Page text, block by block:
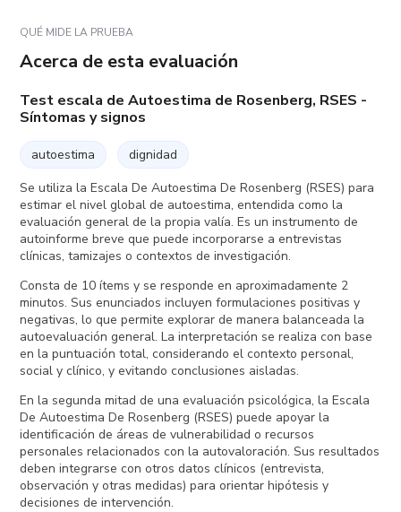
QUÉ MIDE LA PRUEBA
Acerca de esta evaluación
Test escala de Autoestima de Rosenberg, RSES -
Síntomas y signos
autoestima
dignidad
Se utiliza la Escala De Autoestima De Rosenberg (RSES) para
estimar el nivel global de autoestima, entendida como la
evaluación general de la propia valía. Es un instrumento de
autoinforme breve que puede incorporarse a entrevistas
clínicas, tamizajes o contextos de investigación.
Consta de 10 ítems y se responde en aproximadamente 2
minutos. Sus enunciados incluyen formulaciones positivas y
negativas, lo que permite explorar de manera balanceada la
autoevaluación general. La interpretación se realiza con base
en la puntuación total, considerando el contexto personal,
social y clínico, y evitando conclusiones aisladas.
En la segunda mitad de una evaluación psicológica, la Escala
De Autoestima De Rosenberg (RSES) puede apoyar la
identificación de áreas de vulnerabilidad o recursos
personales relacionados con la autovaloración. Sus resultados
deben integrarse con otros datos clínicos (entrevista,
observación y otras medidas) para orientar hipótesis y
decisiones de intervención.